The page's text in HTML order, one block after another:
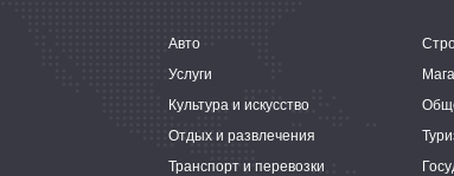
Авто
Услуги
Культура и искусство
Отдых и развлечения
Транспорт и перевозки